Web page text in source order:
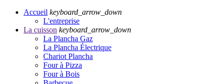
Accueil keyboard_arrow_down
L'entreprise
La cuisson keyboard_arrow_down
La Plancha Gaz
La Plancha Électrique
Chariot Plancha
Four à Pizza
Four à Bois